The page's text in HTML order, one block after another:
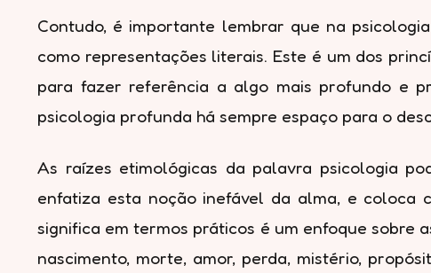
Contudo, é importante lembrar que na
como representações literais. Este é um dos
para fazer referência a algo mais profundo e
psicologia profunda há sempre espaço para o
As raízes etimológicas da palavra psicologia
enfatiza esta noção inefável da alma, e coloca
significa em termos práticos é um enfoque sobre
nascimento, morte, amor, perda, mistério,